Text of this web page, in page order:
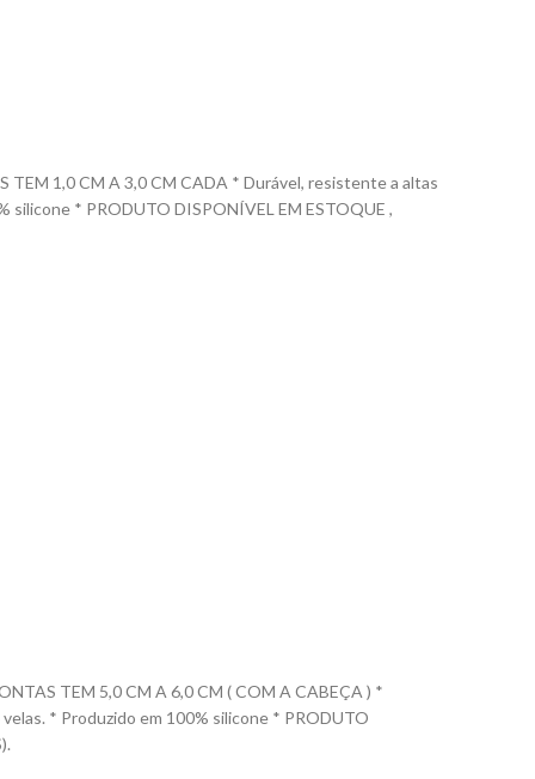
TEM 1,0 CM A 3,0 CM CADA * Durável, resistente a altas
silicone * PRODUTO DISPONÍVEL EM ESTOQUE ,
TEM 5,0 CM A 6,0 CM ( COM A CABEÇA ) *
* Produzido em 100% silicone * PRODUTO